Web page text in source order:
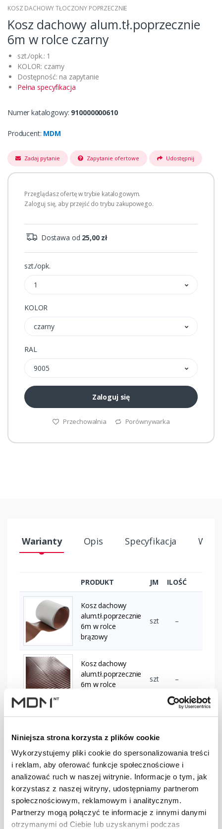
Niniejsza strona korzysta z plików cookie
Wykorzystujemy pliki cookie do spersonalizowania treści
i reklam, aby oferować funkcje społecznościowe i
analizować ruch w naszej witrynie. Informacje o tym, jak
korzystasz z naszej witryny, udostępniamy partnerom
społecznościowym, reklamowym i analitycznym.
Partnerzy mogą połączyć te informacje z innymi danymi
otrzymanymi od Ciebie lub uzyskanymi podczas
KOSZ DACHOWY TŁOCZONY POPRZECZNIE
Kosz dachowy alum.tł.poprzecznie
6m w rolce czarny
szt./opk.: 1
KOLOR: czarny
Dostępność: na zapytanie
Pełna specyfikacja
Numer katalogowy: 910000000610
Producent: MDM
Zadaj pytanie Zapytanie ofertowe Udostępnij
Przeglądasz ofertę w trybie katalogowym.
Zaloguj się, aby przejść do trybu zakupowego.
Dostawa od 25,00 zł
szt./opk.
1
KOLOR
czarny
RAL
9005
Zaloguj się
Przechowalnia Porównywarka
Warianty Opis Specyfikacja
PRODUKT JM ILOŚĆ
Kosz dachowy
alum.tł.poprzecznie
6m w rolce
brązowy
szt –
Kosz dachowy
alum.tł.poprzecznie
6m w rolce
szt –
6m w rolce
ceglasty
szt
Kosz dachowy
alum.tł.poprzecznie
6m w rolce czarny
szt